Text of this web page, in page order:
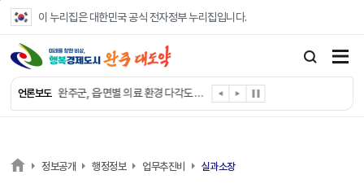
이 누리집은 대한민국 공식 전자정부 누리집입니다.
언론보도
완주군, ‘수의계약 총량제’ 개편 운영
완주군 청소년, 초록우산 지원으로 치과 치료
완주군, 읍·면별 의료 환경 다각도 진단한다
완주군, 모바일 헬스케어 “내 건강 변화 직접 확인”
전북은행, 완주군에 ‘시원키트’ 60세트 기탁
정보공개 행정정보 업무추진비 실과소장